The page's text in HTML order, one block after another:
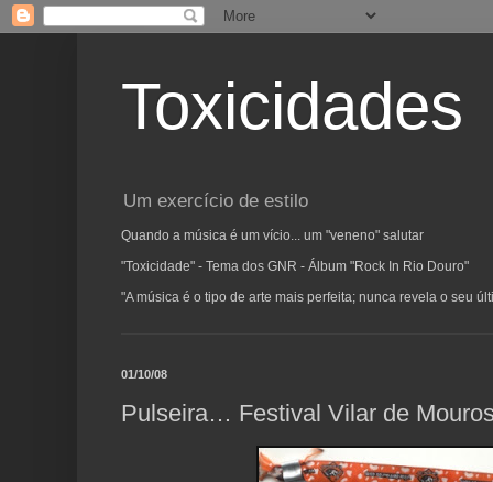
Toxicidades
Um exercício de estilo
Quando a música é um vício... um "veneno" salutar
"Toxicidade" - Tema dos GNR - Álbum "Rock In Rio Douro"
"A música é o tipo de arte mais perfeita; nunca revela o seu
01/10/08
Pulseira… Festival Vilar de